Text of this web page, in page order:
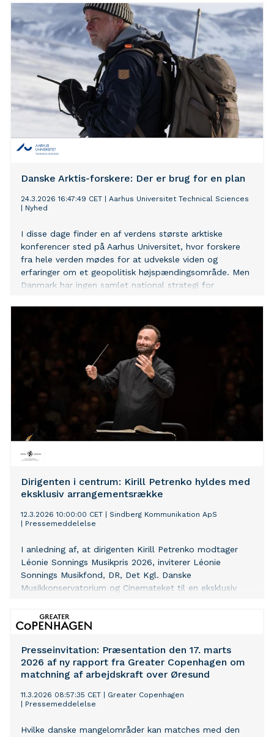
Danske Arktis-forskere: Der er brug for en plan
24.3.2026 16:47:49 CET
Aarhus Universitet Technical Sciences
Nyhed
I disse dage finder en af verdens største arktiske
konferencer sted på Aarhus Universitet, hvor forskere
fra hele verden mødes for at udveksle viden og
erfaringer om et geopolitisk højspændingsområde. Men
Danmark har ingen samlet national strategi for
Dirigenten i centrum: Kirill Petrenko hyldes med
eksklusiv arrangementsrække
12.3.2026 10:00:00 CET
Sindberg Kommunikation ApS
Pressemeddelelse
I anledning af, at dirigenten Kirill Petrenko modtager
Léonie Sonnings Musikpris 2026, inviterer Léonie
Sonnings Musikfond, DR, Det Kgl. Danske
Musikkonservatorium og Cinemateket til en eksklusiv
Presseinvitation: Præsentation den 17. marts
2026 af ny rapport fra Greater Copenhagen om
matchning af arbejdskraft over Øresund
11.3.2026 08:57:35 CET
Greater Copenhagen
Pressemeddelelse
Hvilke danske mangelområder kan matches med den